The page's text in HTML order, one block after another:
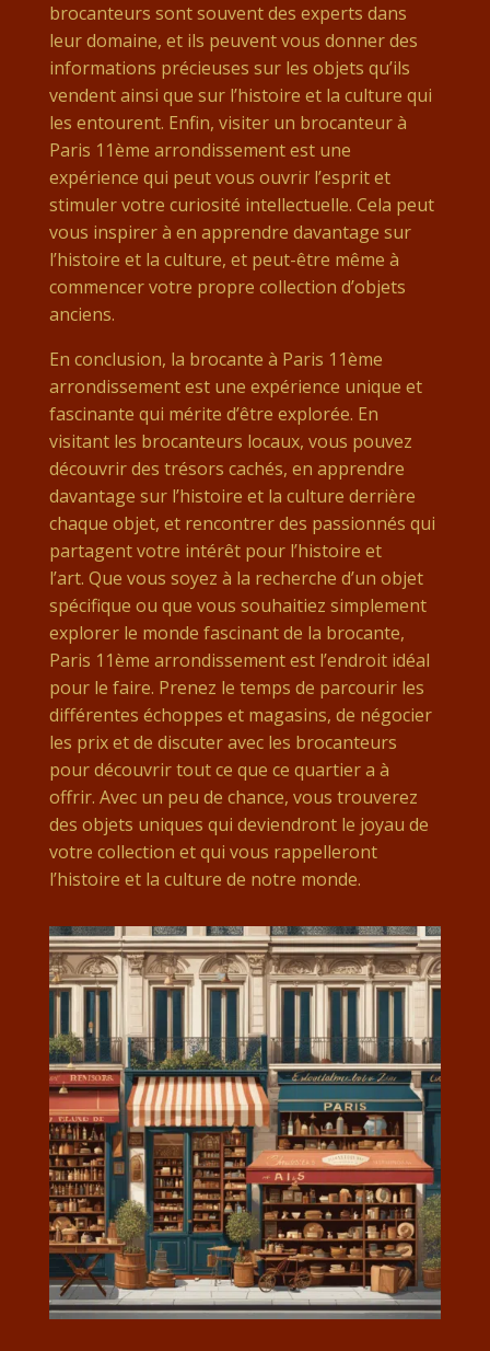
brocanteurs sont souvent des experts dans
leur domaine, et ils peuvent vous donner des
informations précieuses sur les objets qu’ils
vendent ainsi que sur l’histoire et la culture qui
les entourent. Enfin, visiter un brocanteur à
Paris 11ème arrondissement est une
expérience qui peut vous ouvrir l’esprit et
stimuler votre curiosité intellectuelle. Cela peut
vous inspirer à en apprendre davantage sur
l’histoire et la culture, et peut-être même à
commencer votre propre collection d’objets
anciens.
En conclusion, la brocante à Paris 11ème
arrondissement est une expérience unique et
fascinante qui mérite d’être explorée. En
visitant les brocanteurs locaux, vous pouvez
découvrir des trésors cachés, en apprendre
davantage sur l’histoire et la culture derrière
chaque objet, et rencontrer des passionnés qui
partagent votre intérêt pour l’histoire et
l’art. Que vous soyez à la recherche d’un objet
spécifique ou que vous souhaitiez simplement
explorer le monde fascinant de la brocante,
Paris 11ème arrondissement est l’endroit idéal
pour le faire. Prenez le temps de parcourir les
différentes échoppes et magasins, de négocier
les prix et de discuter avec les brocanteurs
pour découvrir tout ce que ce quartier a à
offrir. Avec un peu de chance, vous trouverez
des objets uniques qui deviendront le joyau de
votre collection et qui vous rappelleront
l’histoire et la culture de notre monde.